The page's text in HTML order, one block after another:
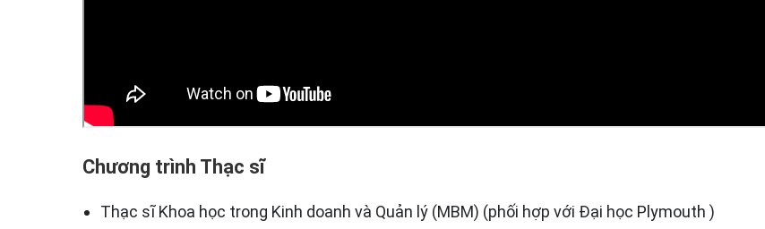
Chương trình Thạc sĩ
Thạc sĩ Khoa học trong Kinh doanh và Quản lý (MBM) (phối hợp với Đại học Plymouth )